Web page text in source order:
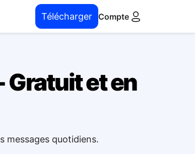
Télécharger Compte
Gratuit et en
messages quotidiens.